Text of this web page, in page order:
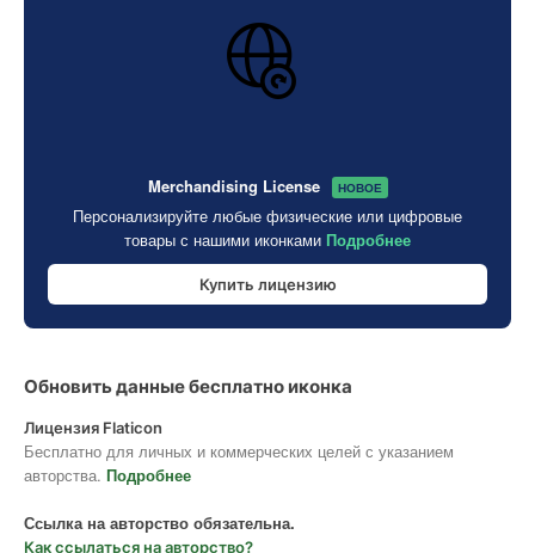
Merchandising License НОВОЕ
Персонализируйте любые физические или цифровые
товары с нашими иконками Подробнее
Купить лицензию
Обновить данные бесплатно иконка
Лицензия Flaticon
Бесплатно для личных и коммерческих целей с указанием
авторства. Подробнее
Ссылка на авторство обязательна.
Как ссылаться на авторство?